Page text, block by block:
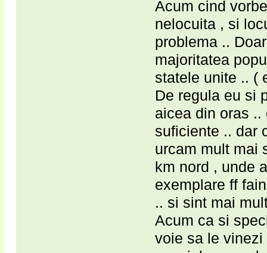
Acum cind
nelocuita , si
problema ..
majoritatea
statele unite .. (
De regula eu si
aicea din oras
suficiente .. dar
urcam mult mai
km nord , unde
exemplare ff
.. si sint mai
Acum ca si
voie sa le